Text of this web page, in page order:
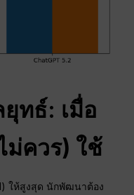
ทธ์: เมื่อ
ม่ควร) ใช้
ให้สูงสุด นักพัฒนาต้อง